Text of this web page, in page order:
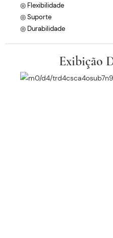
◎ Flexibilidade
◎ Suporte
◎ Durabilidade
Exibição